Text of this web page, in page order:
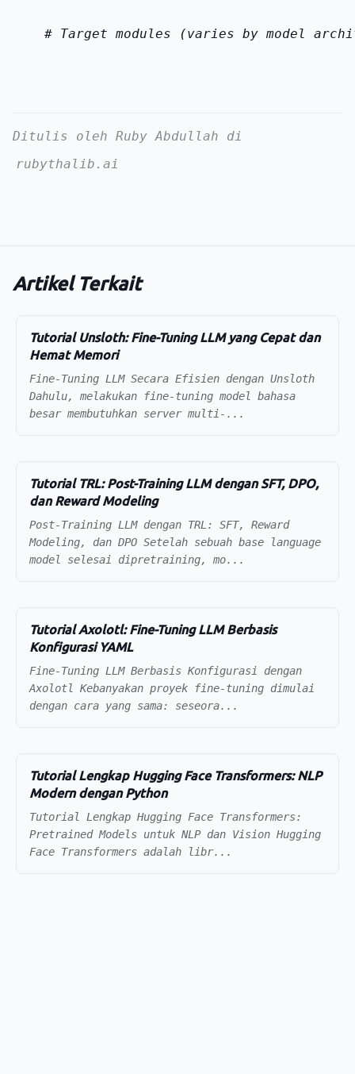
# Target modules (varies by model
Ditulis oleh Ruby Abdullah di
rubythalib.ai
Artikel Terkait
Tutorial Unsloth: Fine-Tuning LLM yang Cepat dan
Hemat Memori
Fine-Tuning LLM Secara Efisien dengan Unsloth
Dahulu, melakukan fine-tuning model bahasa
besar membutuhkan server multi-...
Tutorial TRL: Post-Training LLM dengan SFT, DPO,
dan Reward Modeling
Post-Training LLM dengan TRL: SFT, Reward
Modeling, dan DPO Setelah sebuah base language
model selesai dipretraining, mo...
Tutorial Axolotl: Fine-Tuning LLM Berbasis
Konfigurasi YAML
Fine-Tuning LLM Berbasis Konfigurasi dengan
Axolotl Kebanyakan proyek fine-tuning dimulai
dengan cara yang sama: seseora...
Tutorial Lengkap Hugging Face Transformers: NLP
Modern dengan Python
Tutorial Lengkap Hugging Face Transformers:
Pretrained Models untuk NLP dan Vision Hugging
Face Transformers adalah libr...